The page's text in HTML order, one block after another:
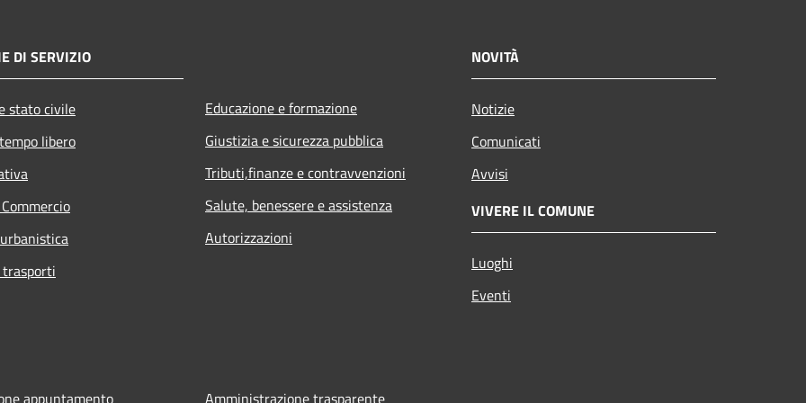
DI SERVIZIO
stato civile
libero
Educazione e formazione
Giustizia e sicurezza pubblica
Tributi,finanze e contravvenzioni
Salute, benessere e assistenza
Autorizzazioni
NOVITÀ
Notizie
Comunicati
Avvisi
VIVERE IL COMUNE
Luoghi
Eventi
appuntamento Amministrazione trasparente